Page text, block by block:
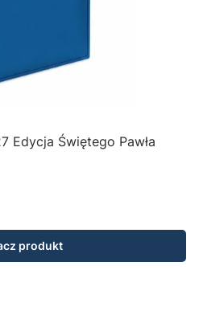
Edycja Świętego Pawła
produkt